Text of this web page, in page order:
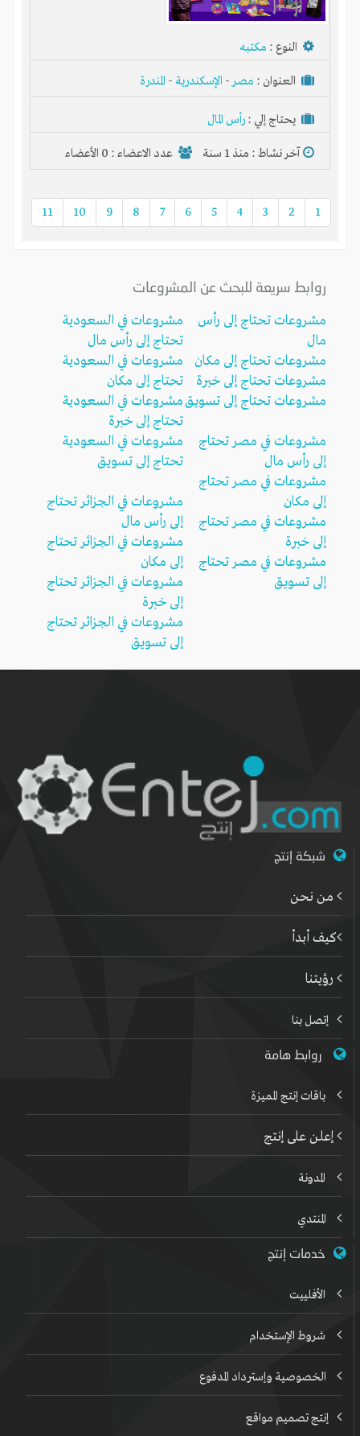
النوع : مكتبه
العنوان : مصر- الإسكندرية - المندرة
يحتاج إلي : رأس المال
آخر نشاط : منذ 1 سنة عدد الاعضاء : 0 الأعضاء
1
2
3
4
5
6
7
8
9
10
11
روابط سريعة للبحث عن المشروعات
مشروعات تحتاج إلى رأس
مال
مشروعات تحتاج إلى مكان
مشروعات تحتاج إلى خبرة
مشروعات تحتاج إلى تسويق
مشروعات في مصر تحتاج
إلى رأس مال
مشروعات في مصر تحتاج
إلى مكان
مشروعات في مصر تحتاج
إلى خبرة
مشروعات في مصر تحتاج
إلى تسويق
مشروعات في السعودية
تحتاج إلى رأس مال
مشروعات في السعودية
تحتاج إلى مكان
مشروعات في السعودية
تحتاج إلى خبرة
مشروعات في السعودية
تحتاج إلى تسويق
مشروعات في الجزائر تحتاج
إلى رأس مال
مشروعات في الجزائر تحتاج
إلى مكان
مشروعات في الجزائر تحتاج
إلى خبرة
مشروعات في الجزائر تحتاج
إلى تسويق
شبكة إنتج
من نحن
كيف أبدأ
رؤيتنا
إتصل بنا
روابط هامة
باقات إنتج المميزة
إعلن على إنتج
المدونة
المنتدي
خدمات إنتج
الأفلييت
شروط الإستخدام
الخصوصية وإسترداد المدفوع
إنتج تصميم مواقع